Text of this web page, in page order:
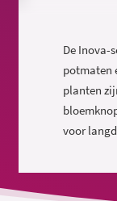
De Inova-
potmaten
planten
voor